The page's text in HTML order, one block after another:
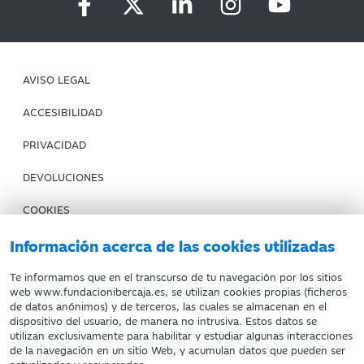
Información acerca de las cookies utilizadas
Te informamos que en el transcurso de tu navegación por los sitios
web www.fundacionibercaja.es, se utilizan cookies propias (ficheros
de datos anónimos) y de terceros, las cuales se almacenan en el
dispositivo del usuario, de manera no intrusiva. Estos datos se
utilizan exclusivamente para habilitar y estudiar algunas interacciones
de la navegación en un sitio Web, y acumulan datos que pueden ser
AVISO LEGAL
ACCESIBILIDAD
PRIVACIDAD
DEVOLUCIONES
COOKIES
CONDICIONES DE COMPRA
IBERCAJA BANCO
Fundación Bancaria Ibercaja. C.I.F. G-50000652.
Inscrita en el Registro de Fundaciones del Mº de Educación,
Cultura y Deporte con el nº 1689.